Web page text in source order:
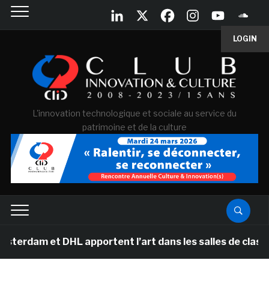
LOGIN
L'innovation technologique et sociale au service du
patrimoine et de la culture
DHL apportent l’art dans les salles de classe des